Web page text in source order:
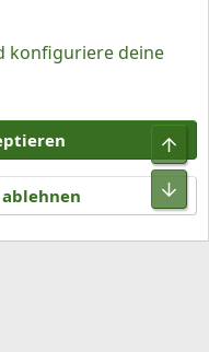
Datenschutz
2026 XenForo Ltd.
konfiguriere deine